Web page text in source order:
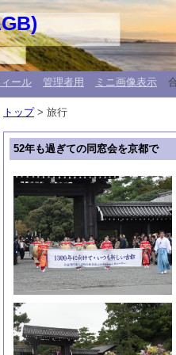
ール 管理者用 ミニ画像表示
トップ> 旅行
52年も過ぎての同窓会を京都で